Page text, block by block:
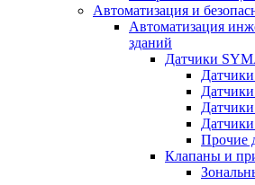
Автоматизация и
Автоматизация
зданий
Датчики
Датчики
Прочие
Клапаны и